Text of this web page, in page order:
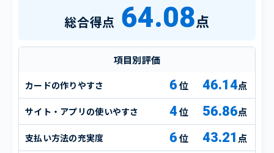
総合得点 64.08点
項目別評価
カードの作りやすさ 6 46.14点
サイト・アプリの使いやすさ 4 56.86点
支払い方法の充実度 6 43.21 点